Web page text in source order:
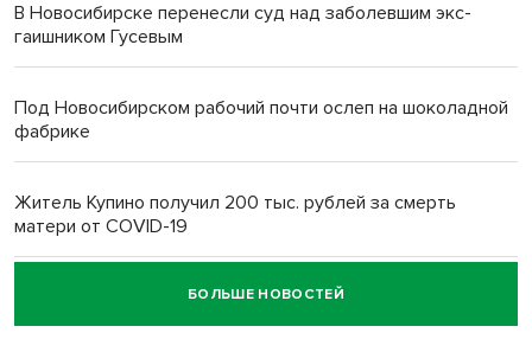
В Новосибирске перенесли суд над заболевшим экс-
гаишником Гусевым
Под Новосибирском рабочий почти ослеп на шоколадной
фабрике
Житель Купино получил 200 тыс. рублей за смерть
матери от COVID-19
Новосибирский суд наказал водителя за смерть
пенсионерки на вокзале
БОЛЬШЕ НОВОСТЕЙ